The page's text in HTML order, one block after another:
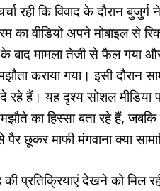
रही कि विवाद के दौरान
वीडियो अपने मोबाइल से
के बाद मामला तेजी से फैल गया
कराया गया। इसी दौरान
रहे हैं। यह दृश्य सोशल मीडिया
का हिस्सा बता रहे हैं,
पैर छूकर माफी मंगवाना क्या
प्रतिक्रियाएं देखने को मिल